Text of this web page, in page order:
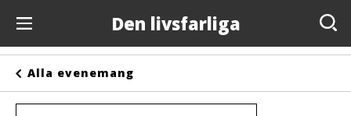
Den livsfarliga
Anslagstavlan
Alla evenemang